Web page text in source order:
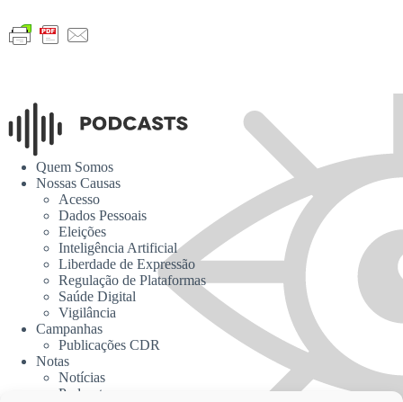
Quem Somos
Nossas Causas
Acesso
Dados Pessoais
Eleições
Inteligência Artificial
Liberdade de Expressão
Regulação de Plataformas
Saúde Digital
Vigilância
Campanhas
Publicações CDR
Notas
Notícias
Podcasts